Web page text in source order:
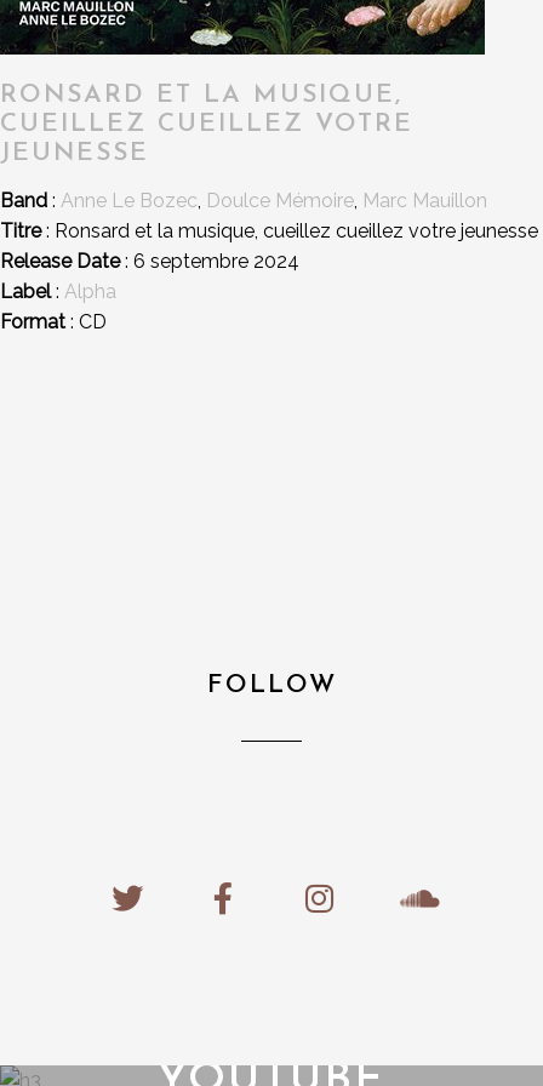
RONSARD ET LA MUSIQUE,
CUEILLEZ CUEILLEZ VOTRE
JEUNESSE
Band : Anne Le Bozec, Doulce Mémoire, Marc Mauillon
Titre: Ronsard et la musique, cueillez cueillez votre jeunesse
Release Date: 6 septembre 2024
Label: Alpha
Format : CD
FOLLOW